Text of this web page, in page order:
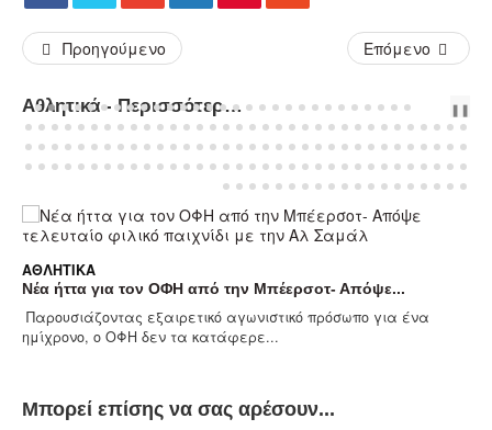
Προηγούμενο Επόμενο
Αθλητικά - Περισσότερα Άρθρα... PREVNEXT
❚❚
ΑΘΛΗΤΙΚΆ
Νέα ήττα για τον ΟΦΗ από την Μπέερσοτ- Απόψε...
Παρουσιάζοντας εξαιρετικό αγωνιστικό πρόσωπο για ένα
ημίχρονο, ο ΟΦΗ δεν τα κατάφερε...
Μπορεί επίσης να σας αρέσουν...